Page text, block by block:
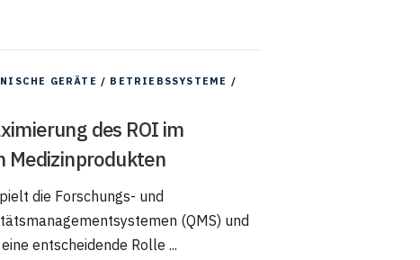
GERÄTE / BETRIEBSSYSTEME /
des ROI im
Medizinprodukten
die Forschungs- und
(QMS) und
entscheidende Rolle ...